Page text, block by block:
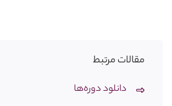
مقالات مرتبط
دانلود دوره‌ها